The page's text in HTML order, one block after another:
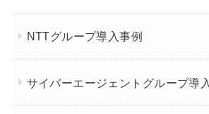
NTTグループ導入事例
サイバーエージェントグループ導